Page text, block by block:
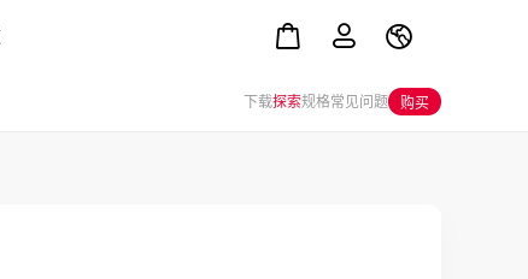
下载探索规格常见问题 购买